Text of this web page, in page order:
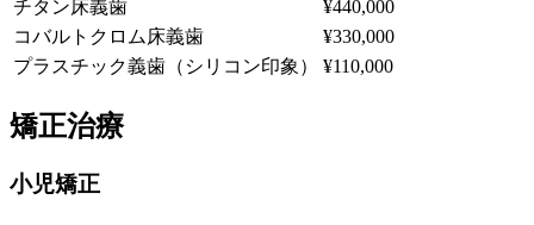
チタン床義歯
¥440,000
コバルトクロム床義歯
¥330,000
プラスチック義歯（シリコン印象）
¥110,000
矯正治療
小児矯正